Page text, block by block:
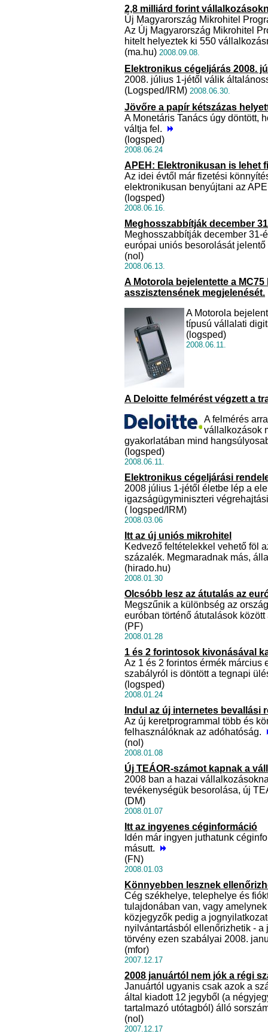
2,8 milliárd forint
Új Magyarország Mikrohitel
Az Új Magyarország Mikrohitel
hitelt helyeztek ki 550
(ma.hu) 2008.09.08.
Elektronikus cégeljárás 2008.
2008. július 1-jétől válik
(Logsped/IRM) 2008.06.30.
Jövőre a papír kétszázas
A Monetáris Tanács úgy döntött,
váltja fel.
(logsped)
2008.06.24
APEH: Elektronikusan is lehet
Az idei évtől már fizetési
elektronikusan benyújtani az
(logsped)
2008.06.16.
Meghosszabbítják december
Meghosszabbítják december
európai uniós besorolását
(nol)
2008.06.13.
A Motorola bejelentette a
asszisztensének megjelenését.
A Motorola
típusú vállalati
(logsped)
2008.06.11.
A Deloitte felmérést végzett a
A felmérés
vállalkozások
gyakorlatában mind
(logsped)
2008.06.11.
Elektronikus cégeljárási
2008 július 1-jétől életbe lép a
igazságügyminiszteri
( logsped/IRM)
2008.03.06
Itt az új uniós mikrohitel
Kedvező feltételekkel vehető föl
százalék. Megmaradnak más,
(hirado.hu)
2008.01.30
Olcsóbb lesz az átutalás az
Megszűnik a különbség az
euróban történő átutalások
(PF)
2008.01.28
1 és 2 forintosok kivonásával
Az 1 és 2 forintos érmék
szabályról is döntött a tegnapi
(logsped)
2008.01.24
Indul az új internetes bevallási
Az új keretprogrammal több és
felhasználóknak az adóhatóság.
(nol)
2008.01.08
Új TEÁOR-számot kapnak a
2008 ban a hazai
tevékenységük besorolása, új
(DM)
2008.01.07
Itt az ingyenes céginformáció
Idén már ingyen juthatunk
másutt.
(FN)
2008.01.03
Könnyebben lesznek
Cég székhelye, telephelye és
tulajdonában van, vagy
közjegyzők pedig a
nyilvántartásból ellenőrizhetik -
törvény ezen szabályai 2008.
(mfor)
2007.12.17
2008 januártól nem jók a régi
Januártól ugyanis csak azok a
által kiadott 12 jegyből (a
tartalmazó utótagból) álló
(nol)
2007.12.17